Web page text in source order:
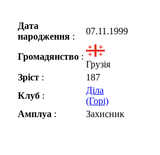
Дата
народження :
07.11.1999
Громадянство :
Грузія
Зріст :
187
Клуб :
Діла
(Горі)
Амплуа : Захисник